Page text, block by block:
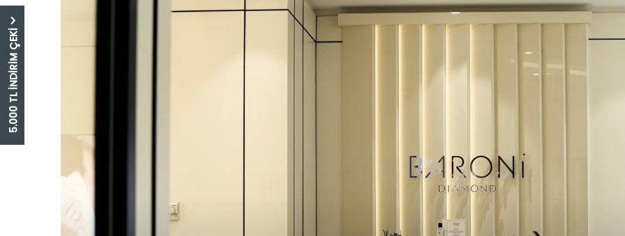
5.000 TL İNDİRİM ÇEKİ